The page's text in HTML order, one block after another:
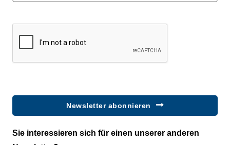
Newsletter abonnieren
Sie interessieren sich für einen unserer anderen